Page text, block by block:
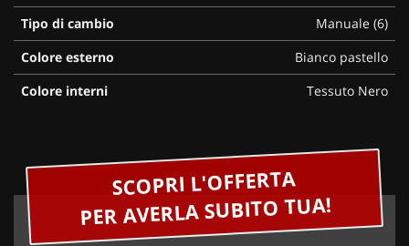
Tipo di cambio
Manuale (6)
Colore esterno
Bianco pastello
Colore interni
Tessuto Nero
SCOPRI L'OFFERTA
PER AVERLA SUBITO TUA!